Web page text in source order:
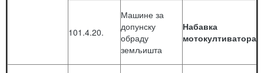
101.4.20.
Машине за
допунску
обраду
земљишта
Набавка
мотокултиватора